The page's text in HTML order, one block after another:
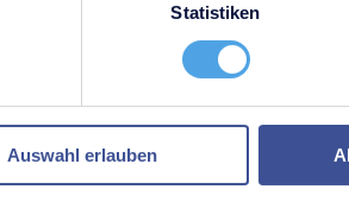
Statistiken
Auswahl erlauben